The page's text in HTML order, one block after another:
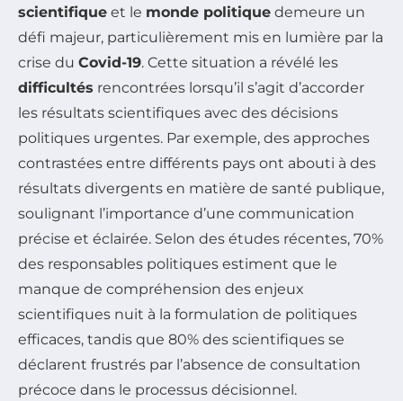
scientifique et le monde politique demeure un
défi majeur, particulièrement mis en lumière par la
crise du Covid-19. Cette situation a révélé les
difficultés rencontrées lorsqu’il s’agit d’accorder
les résultats scientifiques avec des décisions
politiques urgentes. Par exemple, des approches
contrastées entre différents pays ont abouti à des
résultats divergents en matière de santé publique,
soulignant l’importance d’une communication
précise et éclairée. Selon des études récentes, 70%
des responsables politiques estiment que le
manque de compréhension des enjeux
scientifiques nuit à la formulation de politiques
efficaces, tandis que 80% des scientifiques se
déclarent frustrés par l’absence de consultation
précoce dans le processus décisionnel.